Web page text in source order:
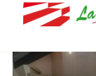
Société